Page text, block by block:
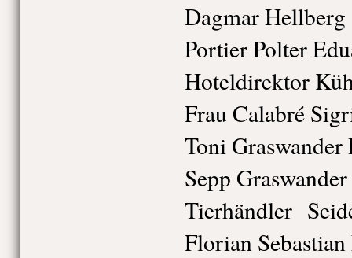
Dagmar Hellberg
Portier Polter
Hoteldirektor
Frau Calabré
Toni Graswander
Sepp
Tierhändler
Florian